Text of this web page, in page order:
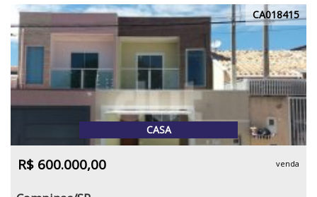
CA018415
CASA
R$ 600.000,00 venda